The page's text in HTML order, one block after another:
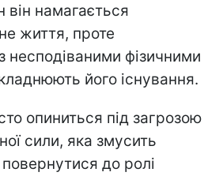
він намагається
життя, проте
несподіваними фізичними
його існування.
опиниться під загрозою
сили, яка змусить
до ролі